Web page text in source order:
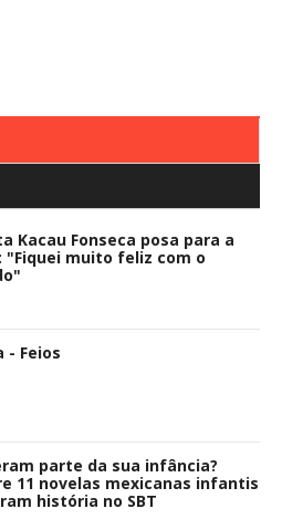
Kacau Fonseca posa para a
"Fiquei muito feliz com o
- Feios
parte da sua infância?
11 novelas mexicanas infantis
história no SBT